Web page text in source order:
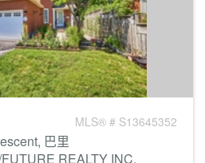
MLS® # S13645352
巴里
REALTY INC.